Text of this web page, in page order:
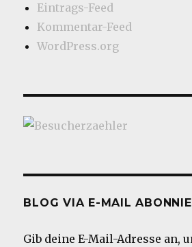
Eintrags-Feed
Kommentar-Feed
WordPress.org
BLOG VIA E-MAIL
Gib deine E-Mail-Adresse an,